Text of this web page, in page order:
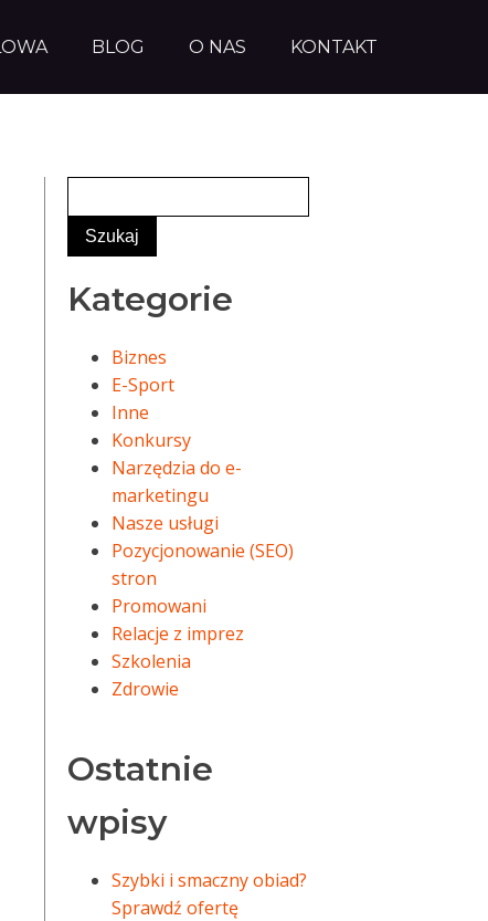
BLOG O NAS KONTAKT
Kategorie
Biznes
E-Sport
Inne
Konkursy
Narzędzia do e-
marketingu
Nasze usługi
Pozycjonowanie (SEO)
stron
Promowani
Relacje z imprez
Szkolenia
Zdrowie
Ostatnie
wpisy
Szybki i smaczny obiad?
Sprawdź ofertę